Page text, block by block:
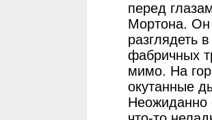
перед
Мортона. Он
разглядеть
фабричных
мимо. На
окутанные
Неожиданно